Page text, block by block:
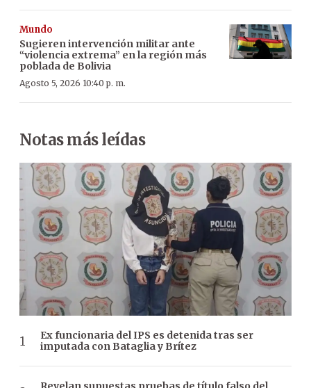
Mundo
Sugieren intervención militar ante
“violencia extrema” en la región más
poblada de Bolivia
Agosto 5, 2026 10:40 p. m.
Notas más leídas
Ex funcionaria del IPS es detenida tras ser
imputada con Bataglia y Brítez